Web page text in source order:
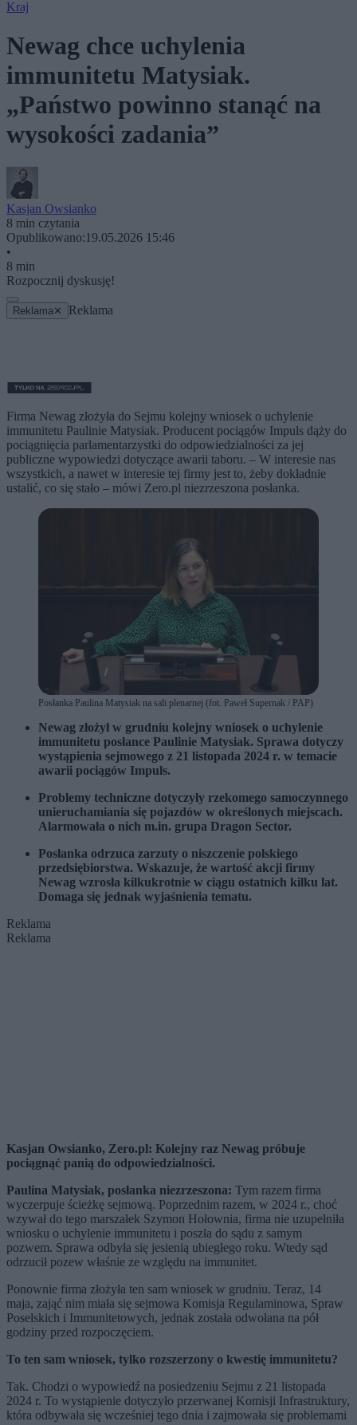
Kraj
Newag chce uchylenia
immunitetu Matysiak.
„Państwo powinno stanąć na
wysokości zadania”
Kasjan Owsianko
8 min czytania
Opublikowano:19.05.2026 15:46
•
8 min
Rozpocznij dyskusję!
Reklama ✕ Reklama
Firma Newag złożyła do Sejmu kolejny wniosek o uchylenie
immunitetu Paulinie Matysiak. Producent pociągów Impuls dąży do
pociągnięcia parlamentarzystki do odpowiedzialności za jej
publiczne wypowiedzi dotyczące awarii taboru. – W interesie nas
wszystkich, a nawet w interesie tej firmy jest to, żeby dokładnie
ustalić, co się stało – mówi Zero.pl niezrzeszona posłanka.
Posłanka Paulina Matysiak na sali plenarnej (fot. Paweł Supernak / PAP)
Newag złożył w grudniu kolejny wniosek o uchylenie
immunitetu posłance Paulinie Matysiak. Sprawa dotyczy
wystąpienia sejmowego z 21 listopada 2024 r. w temacie
awarii pociągów Impuls.
Problemy techniczne dotyczyły rzekomego samoczynnego
unieruchamiania się pojazdów w określonych miejscach.
Alarmowała o nich m.in. grupa Dragon Sector.
Posłanka odrzuca zarzuty o niszczenie polskiego
przedsiębiorstwa. Wskazuje, że wartość akcji firmy
Newag wzrosła kilkukrotnie w ciągu ostatnich kilku lat.
Domaga się jednak wyjaśnienia tematu.
Reklama
Reklama
Kasjan Owsianko, Zero.pl: Kolejny raz Newag próbuje
pociągnąć panią do odpowiedzialności.
Paulina Matysiak, posłanka niezrzeszona: Tym razem firma
wyczerpuje ścieżkę sejmową. Poprzednim razem, w 2024 r., choć
wzywał do tego marszałek Szymon Hołownia, firma nie uzupełniła
wniosku o uchylenie immunitetu i poszła do sądu z samym
pozwem. Sprawa odbyła się jesienią ubiegłego roku. Wtedy sąd
odrzucił pozew właśnie ze względu na immunitet.
Ponownie firma złożyła ten sam wniosek w grudniu. Teraz, 14
maja, zająć nim miała się sejmowa Komisja Regulaminowa, Spraw
Poselskich i Immunitetowych, jednak została odwołana na pół
godziny przed rozpoczęciem.
To ten sam wniosek, tylko rozszerzony o kwestię immunitetu?
Tak. Chodzi o wypowiedź na posiedzeniu Sejmu z 21 listopada
2024 r. To wystąpienie dotyczyło przerwanej Komisji Infrastruktury,
która odbywała się wcześniej tego dnia i zajmowała się problemami